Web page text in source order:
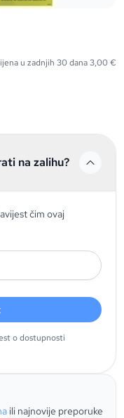
u zadnjih 30 dana3,00€
na zalihu?
čim ovaj
o dostupnosti
ili najnovije preporuke